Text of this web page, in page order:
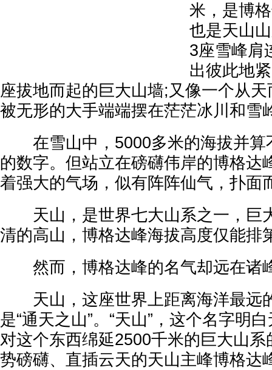
米，是博
也是天山
3座雪峰肩
出彼此地
座拔地而起的巨大山墙;又像一个从
被无形的大手端端摆在茫茫冰川和雪
在雪山中，5000多米的海拔并算
的数字。但站立在磅礴伟岸的博格达
着强大的气场，似有阵阵仙气，扑面
天山，是世界七大山系之一，巨
清的高山，博格达峰海拔高度仅能排
然而，博格达峰的名气却远在诸
天山，这座世界上距离海洋最远
是“通天之山”。“天山”，这个名字明
对这个东西绵延2500千米的巨大山
势磅礴、直插云天的天山主峰博格达